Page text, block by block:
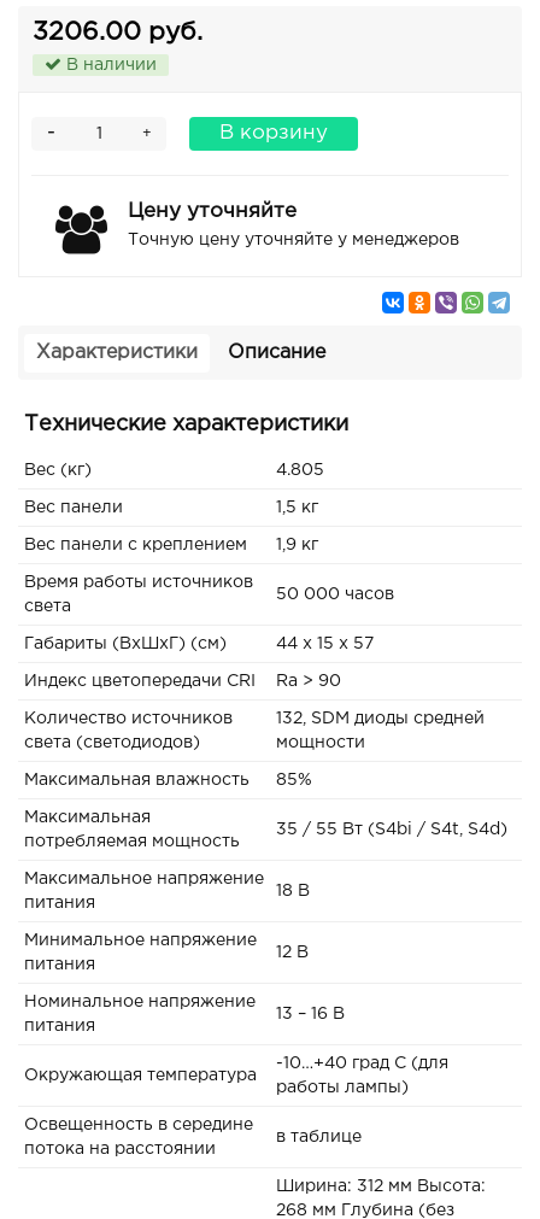
3206.00 руб.
В наличии
+
- В корзину
Цену уточняйте
Точную цену уточняйте у менеджеров
Характеристики Описание
Технические характеристики
Вес (кг) 4.805
Вес панели 1,5 кг
Вес панели с креплением 1,9 кг
Время работы источников
света
50 000 часов
Габариты (ВxШxГ) (см) 44 x 15 x 57
Индекс цветопередачи CRI Ra > 90
Количество источников
света (светодиодов)
132, SDM диоды средней
мощности
Максимальная влажность 85%
Максимальная
потребляемая мощность
35 / 55 Вт (S4bi / S4t, S4d)
Максимальное напряжение
питания
18 В
Минимальное напряжение
питания
12 В
Номинальное напряжение
питания
13 – 16 В
Окружающая температура
-10…+40 град C (для
работы лампы)
Освещенность в середине
потока на расстоянии
в таблице
Ширина: 312 мм Высота:
268 мм Глубина (без